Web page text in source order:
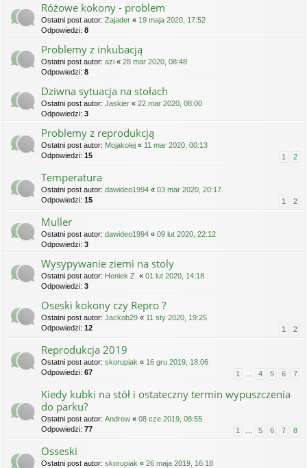
Różowe kokony - problem
Ostatni post autor: Zajader « 19 maja 2020, 17:52
Odpowiedzi: 8
Problemy z inkubacją
Ostatni post autor: azi « 28 mar 2020, 08:48
Odpowiedzi: 8
Dziwna sytuacja na stołach
Ostatni post autor: Jaskier « 22 mar 2020, 08:00
Odpowiedzi: 3
Problemy z reprodukcją
Ostatni post autor: Mojakolej « 11 mar 2020, 00:13
Odpowiedzi: 15 1 2
Temperatura
Ostatni post autor: dawideo1994 « 03 mar 2020, 20:17
Odpowiedzi: 15 1 2
Muller
Ostatni post autor: dawideo1994 « 09 lut 2020, 22:12
Odpowiedzi: 3
Wysypywanie ziemi na stoly
Ostatni post autor: Heniek Z. « 01 lut 2020, 14:18
Odpowiedzi: 3
Oseski kokony czy Repro ?
Ostatni post autor: Jackob29 « 11 sty 2020, 19:25
Odpowiedzi: 12 1 2
Reprodukcja 2019
Ostatni post autor: skorupiak « 16 gru 2019, 18:06
Odpowiedzi: 67 1 4 5 6 7
Kiedy kubki na stół i ostateczny termin wypuszczenia
do parku?
Ostatni post autor: Andrew « 08 cze 2019, 08:55
Odpowiedzi: 77 1 5 6 7 8
Osseski
Ostatni post autor: skorupiak « 26 maja 2019, 16:18